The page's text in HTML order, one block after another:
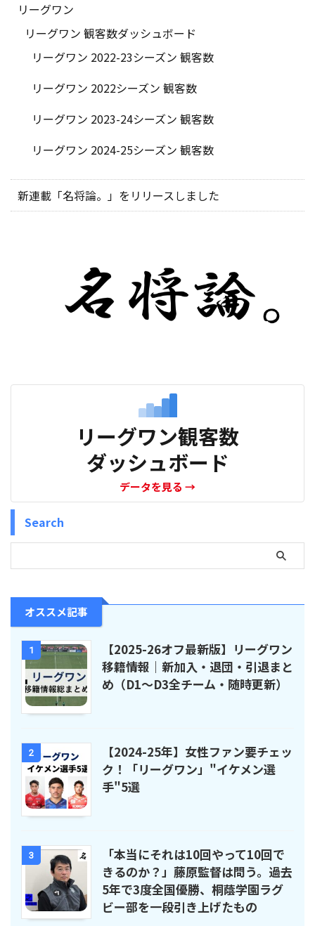
リーグワン
リーグワン 観客数ダッシュボード
リーグワン 2022-23シーズン 観客数
リーグワン 2022シーズン 観客数
リーグワン 2023-24シーズン 観客数
リーグワン 2024-25シーズン 観客数
新連載「名将論。」をリリースしました
リーグワン観客数
ダッシュボード
データを見る →
Search
オススメ記事
1
【2025-26オフ最新版】リーグワン
移籍情報｜新加入・退団・引退まと
め（D1〜D3全チーム・随時更新）
2
【2024-25年】女性ファン要チェッ
ク！「リーグワン」"イケメン選
手"5選
3
「本当にそれは10回やって10回で
きるのか？」藤原監督は問う。過去
5年で3度全国優勝、桐蔭学園ラグ
ビー部を一段引き上げたもの